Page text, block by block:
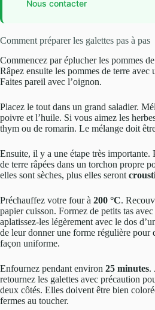
Nous contacter
Comment préparer les galettes pas à pas
Commencez par éplucher les pommes
Râpez ensuite les pommes de terre avec
Faites pareil avec l’oignon.
Placez le tout dans un grand saladier.
poivre et l’huile. Si vous aimez les
thym ou de romarin. Le mélange doit
Ensuite, il y a une étape très importante.
de terre râpées dans un torchon propre
elles sont sèches, plus elles seront
Préchauffez votre four à 200 °C.
papier cuisson. Formez de petits tas
aplatissez-les légèrement avec le dos
de leur donner une forme régulière pour
façon uniforme.
Enfournez pendant environ 25 minutes.
retournez les galettes avec précaution
deux côtés. Elles doivent être bien
fermes au toucher.